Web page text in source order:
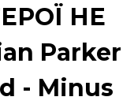
НЕ
Parker
- Minus